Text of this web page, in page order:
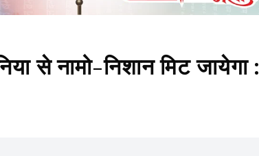
से नामो-निशान मिट जायेगा :